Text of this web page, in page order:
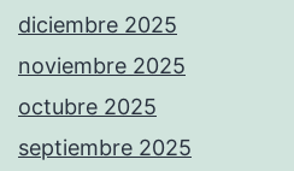
diciembre 2025
noviembre 2025
octubre 2025
septiembre 2025